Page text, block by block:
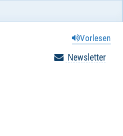
Vorlesen
Newsletter